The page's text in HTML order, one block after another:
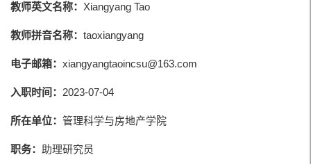
教师英文名称： Xiangyang Tao
教师拼音名称： taoxiangyang
电子邮箱： xiangyangtaoincsu@163.com
入职时间： 2023-07-04
所在单位： 管理科学与房地产学院
职务： 助理研究员